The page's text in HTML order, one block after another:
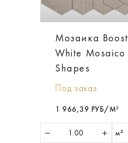
Мозаика Boost
White Mosaico
Shapes
Под заказ
1 966,39 РУБ/М²
м²